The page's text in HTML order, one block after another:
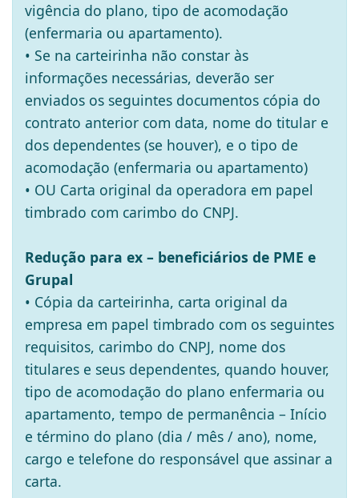
vigência do plano, tipo de acomodação
(enfermaria ou apartamento).
• Se na carteirinha não constar às
informações necessárias, deverão ser
enviados os seguintes documentos cópia do
contrato anterior com data, nome do titular e
dos dependentes (se houver), e o tipo de
acomodação (enfermaria ou apartamento)
• OU Carta original da operadora em papel
timbrado com carimbo do CNPJ.
Redução para ex – beneficiários de PME e
Grupal
• Cópia da carteirinha, carta original da
empresa em papel timbrado com os seguintes
requisitos, carimbo do CNPJ, nome dos
titulares e seus dependentes, quando houver,
tipo de acomodação do plano enfermaria ou
apartamento, tempo de permanência – Início
e término do plano (dia / mês / ano), nome,
cargo e telefone do responsável que assinar a
carta.